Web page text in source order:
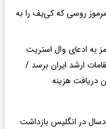
روسی که کی‌یف را به
به ادعای وال استریت
ارشد ایران برسد /
دریافت هزینه
در انگلیس بازداشت